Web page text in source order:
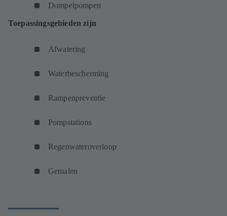
Dompelpompen
Toepassingsgebieden zijn
Afwatering
Waterbescherming
Rampenpreventie
Pompstations
Regenwateroverloop
Gemalen